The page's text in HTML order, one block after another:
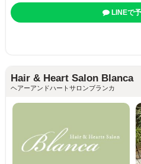
LINEで
Hair & Heart Salon Blanca
ヘアーアンドハートサロンブランカ